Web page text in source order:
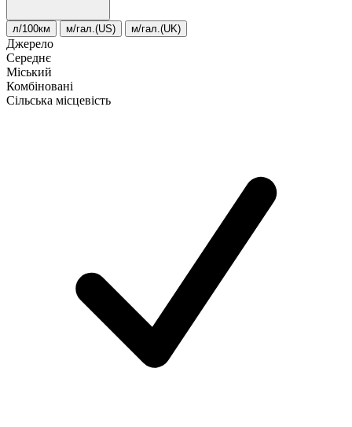
л/100км м/гал.(US) м/гал.(UK)
Джерело
Середнє
Міський
Комбіновані
Сільська місцевість